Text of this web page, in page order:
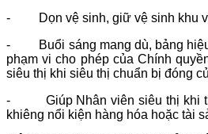
- Dọn vệ sinh, giữ vệ sinh khu
- Buổi sáng mang dù, bảng
phạm vi cho phép của Chính
siêu thị khi siêu thị chuẩn bị đóng
- Giúp Nhân viên siêu thị khi
khiêng nổi kiện hàng hóa hoặc tài